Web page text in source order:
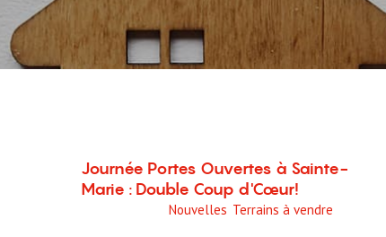
Journée Portes Ouvertes à Sainte-
Marie : Double Coup d'Cœur!
11 février 2025Nouvelles Terrains à vendre